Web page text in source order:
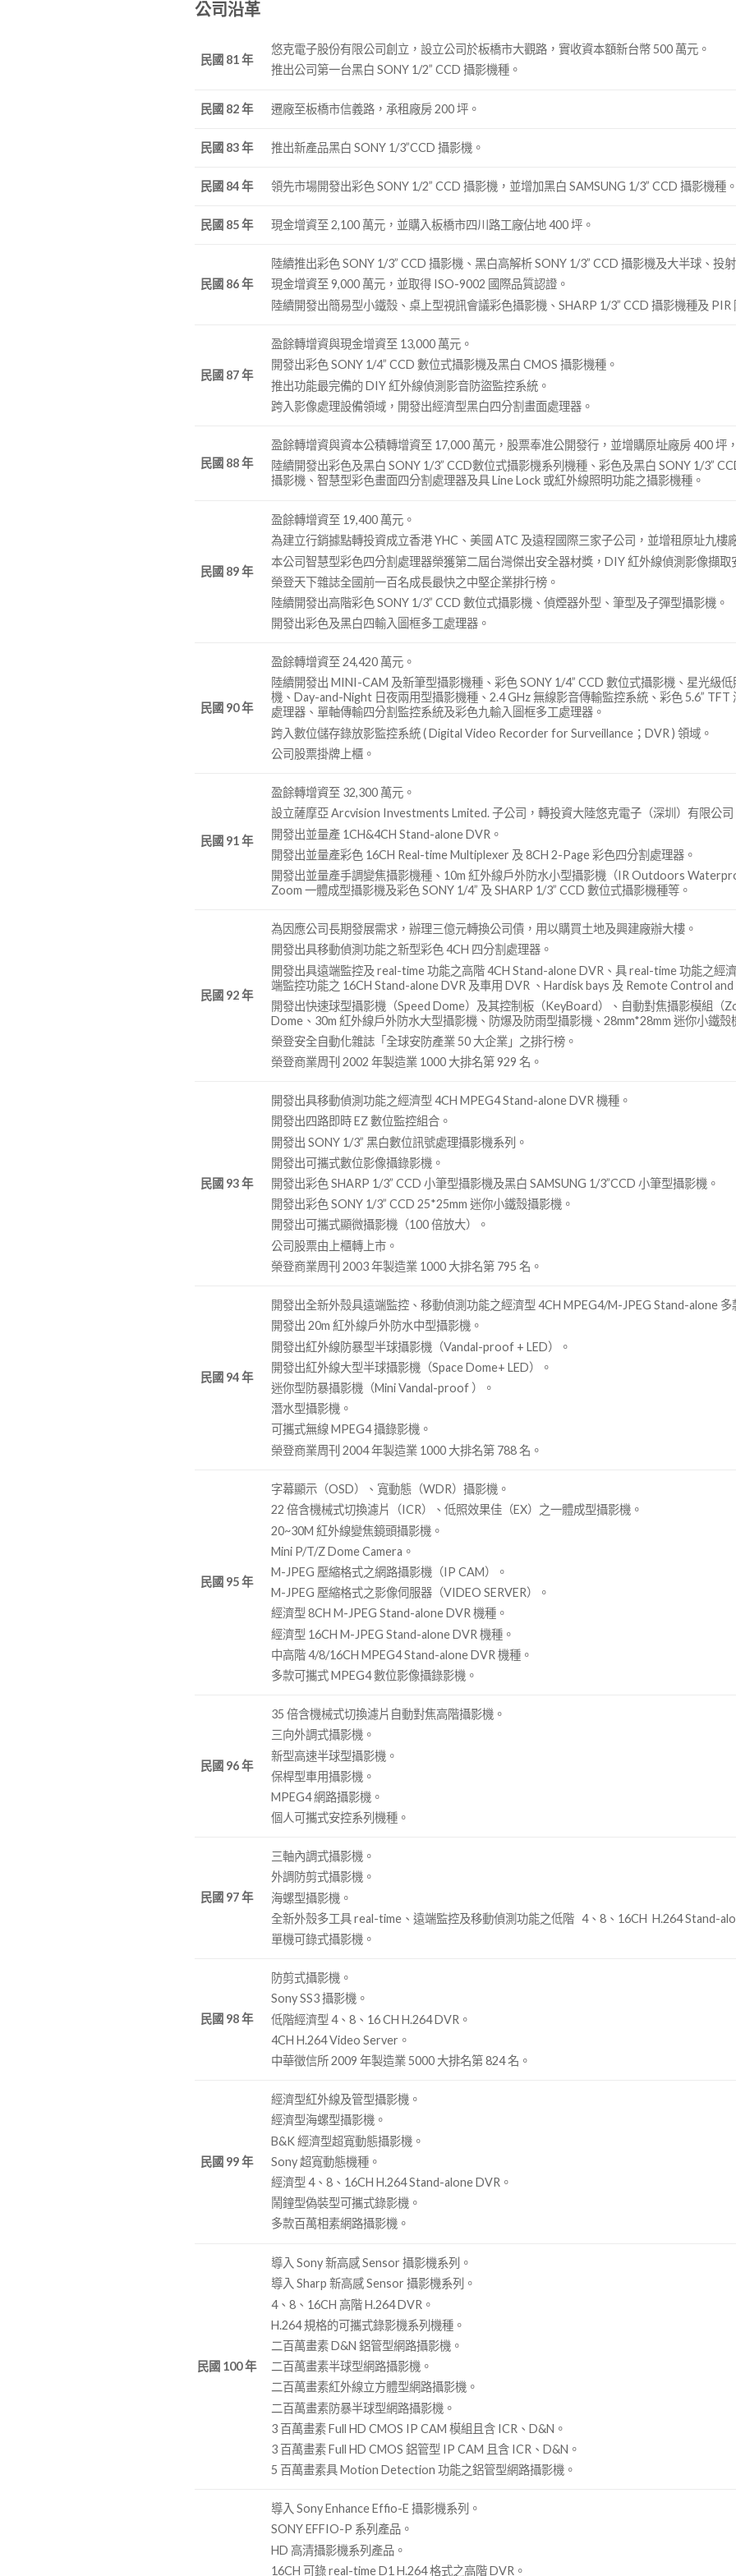
公司沿革
民國 81 年
悠克電子股份有限公司創立，設立公司於板橋市大觀路，實收資本額新台幣 500 萬元。
推出公司第一台黑白 SONY 1/2” CCD 攝影機種。
民國 82 年 遷廠至板橋市信義路，承租廠房 200 坪。
民國 83 年 推出新產品黑白 SONY 1/3”CCD 攝影機。
民國 84 年 領先市場開發出彩色 SONY 1/2” CCD 攝影機，並增加黑白 SAMSUNG 1/3” CCD 攝影機種。
民國 85 年 現金增資至 2,100 萬元，並購入板橋市四川路工廠佔地 400 坪。
民國 86 年
陸續推出彩色 SONY 1/3” CCD 攝影機、黑白高解析 SONY 1/3” CCD 攝影機及大半球、投
現金增資至 9,000 萬元，並取得 ISO-9002 國際品質認證。
陸續開發出簡易型小鐵殼、桌上型視訊會議彩色攝影機、SHARP 1/3” CCD 攝影機種及 PIR
民國 87 年
盈餘轉增資與現金增資至 13,000 萬元。
開發出彩色 SONY 1/4” CCD 數位式攝影機及黑白 CMOS 攝影機種。
推出功能最完備的 DIY 紅外線偵測影音防盜監控系統。
跨入影像處理設備領域，開發出經濟型黑白四分割畫面處理器。
民國 88 年
盈餘轉增資與資本公積轉增資至 17,000 萬元，股票奉准公開發行，並增購原址廠房 400 坪
陸續開發出彩色及黑白 SONY 1/3” CCD數位式攝影機系列機種、彩色及黑白 SONY 1/3”
攝影機、智慧型彩色畫面四分割處理器及具 Line Lock 或紅外線照明功能之攝影機種。
民國 89 年
盈餘轉增資至 19,400 萬元。
為建立行銷據點轉投資成立香港 YHC、美國 ATC 及遠程國際三家子公司，並增租原址九樓
本公司智慧型彩色四分割處理器榮獲第二屆台灣傑出安全器材獎，DIY 紅外線偵測影像擷取
榮登天下雜誌全國前一百名成長最快之中堅企業排行榜。
陸續開發出高階彩色 SONY 1/3” CCD 數位式攝影機、偵煙器外型、筆型及子彈型攝影機。
開發出彩色及黑白四輸入圖框多工處理器。
民國 90 年
盈餘轉增資至 24,420 萬元。
陸續開發出 MINI-CAM 及新筆型攝影機種、彩色 SONY 1/4” CCD 數位式攝影機、星光級
機、Day-and-Night 日夜兩用型攝影機種、2.4 GHz 無線影音傳輸監控系統、彩色 5.6” TFT
處理器、單軸傳輸四分割監控系統及彩色九輸入圖框多工處理器。
跨入數位儲存錄放影監控系統 ( Digital Video Recorder for Surveillance；DVR ) 領域。
公司股票掛牌上櫃。
民國 91 年
盈餘轉增資至 32,300 萬元。
設立薩摩亞 Arcvision Investments Lmited. 子公司，轉投資大陸悠克電子（深圳）有限公司
開發出並量產 1CH&4CH Stand-alone DVR。
開發出並量產彩色 16CH Real-time Multiplexer 及 8CH 2-Page 彩色四分割處理器。
開發出並量產手調變焦攝影機種、10m 紅外線戶外防水小型攝影機（IR Outdoors
Zoom 一體成型攝影機及彩色 SONY 1/4” 及 SHARP 1/3” CCD 數位式攝影機種等。
民國 92 年
為因應公司長期發展需求，辦理三億元轉換公司債，用以購買土地及興建廠辦大樓。
開發出具移動偵測功能之新型彩色 4CH 四分割處理器。
開發出具遠端監控及 real-time 功能之高階 4CH Stand-alone DVR、具 real-time 功能之經
端監控功能之 16CH Stand-alone DVR 及車用 DVR 、Hardisk bays 及 Remote Control
開發出快速球型攝影機（Speed Dome）及其控制板（KeyBoard）、自動對焦攝影模組（
Dome、30m 紅外線戶外防水大型攝影機、防爆及防雨型攝影機、28mm*28mm 迷你小鐵
榮登安全自動化雜誌「全球安防產業 50 大企業」之排行榜。
榮登商業周刊 2002 年製造業 1000 大排名第 929 名。
民國 93 年
開發出具移動偵測功能之經濟型 4CH MPEG4 Stand-alone DVR 機種。
開發出四路即時 EZ 數位監控組合。
開發出 SONY 1/3” 黑白數位訊號處理攝影機系列。
開發出可攜式數位影像攝錄影機。
開發出彩色 SHARP 1/3” CCD 小筆型攝影機及黑白 SAMSUNG 1/3”CCD 小筆型攝影機。
開發出彩色 SONY 1/3” CCD 25*25mm 迷你小鐵殼攝影機。
開發出可攜式顯微攝影機（100 倍放大）。
公司股票由上櫃轉上市。
榮登商業周刊 2003 年製造業 1000 大排名第 795 名。
民國 94 年
開發出全新外殼具遠端監控、移動偵測功能之經濟型 4CH MPEG4/M-JPEG Stand-alone 多
開發出 20m 紅外線戶外防水中型攝影機。
開發出紅外線防暴型半球攝影機（Vandal-proof + LED）。
開發出紅外線大型半球攝影機（Space Dome+ LED）。
迷你型防暴攝影機（Mini Vandal-proof ）。
潛水型攝影機。
可攜式無線 MPEG4 攝錄影機。
榮登商業周刊 2004 年製造業 1000 大排名第 788 名。
民國 95 年
字幕顯示（OSD）、寬動態（WDR）攝影機。
22 倍含機械式切換濾片（ICR）、低照效果佳（EX）之一體成型攝影機。
20~30M 紅外線變焦鏡頭攝影機。
Mini P/T/Z Dome Camera。
M-JPEG 壓縮格式之網路攝影機（IP CAM）。
M-JPEG 壓縮格式之影像伺服器（VIDEO SERVER）。
經濟型 8CH M-JPEG Stand-alone DVR 機種。
經濟型 16CH M-JPEG Stand-alone DVR 機種。
中高階 4/8/16CH MPEG4 Stand-alone DVR 機種。
多款可攜式 MPEG4 數位影像攝錄影機。
民國 96 年
35 倍含機械式切換濾片自動對焦高階攝影機。
三向外調式攝影機。
新型高速半球型攝影機。
保桿型車用攝影機。
MPEG4 網路攝影機。
個人可攜式安控系列機種。
民國 97 年
三軸內調式攝影機。
外調防剪式攝影機。
海螺型攝影機。
全新外殼多工具 real-time、遠端監控及移動偵測功能之低階 4、8、16CH H.264 Stand-
單機可錄式攝影機。
民國 98 年
防剪式攝影機。
Sony SS3 攝影機。
低階經濟型 4、8、16 CH H.264 DVR。
4CH H.264 Video Server。
中華徵信所 2009 年製造業 5000 大排名第 824 名。
民國 99 年
經濟型紅外線及管型攝影機。
經濟型海螺型攝影機。
B&K 經濟型超寬動態攝影機。
Sony 超寬動態機種。
經濟型 4、8、16CH H.264 Stand-alone DVR。
鬧鐘型偽裝型可攜式錄影機。
多款百萬相素網路攝影機。
民國 100 年
導入 Sony 新高感 Sensor 攝影機系列。
導入 Sharp 新高感 Sensor 攝影機系列。
4、8、16CH 高階 H.264 DVR。
H.264 規格的可攜式錄影機系列機種。
二百萬畫素 D&N 鋁管型網路攝影機。
二百萬畫素半球型網路攝影機。
二百萬畫素紅外線立方體型網路攝影機。
二百萬畫素防暴半球型網路攝影機。
3 百萬畫素 Full HD CMOS IP CAM 模組且含 ICR、D&N。
3 百萬畫素 Full HD CMOS 鋁管型 IP CAM 且含 ICR、D&N。
5 百萬畫素具 Motion Detection 功能之鋁管型網路攝影機。
導入 Sony Enhance Effio-E 攝影機系列。
SONY EFFIO-P 系列產品。
HD 高清攝影機系列產品。
16CH 可錄 real-time D1 H.264 格式之高階 DVR。